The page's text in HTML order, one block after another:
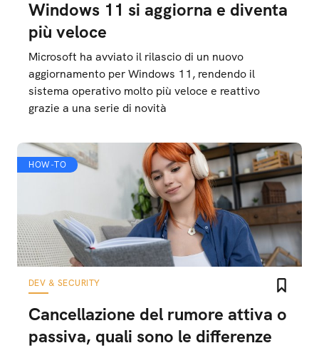
Windows 11 si aggiorna e diventa
più veloce
Microsoft ha avviato il rilascio di un nuovo
aggiornamento per Windows 11, rendendo il
sistema operativo molto più veloce e reattivo
grazie a una serie di novità
HOW-TO
DEV & SECURITY
Cancellazione del rumore attiva o
passiva, quali sono le differenze